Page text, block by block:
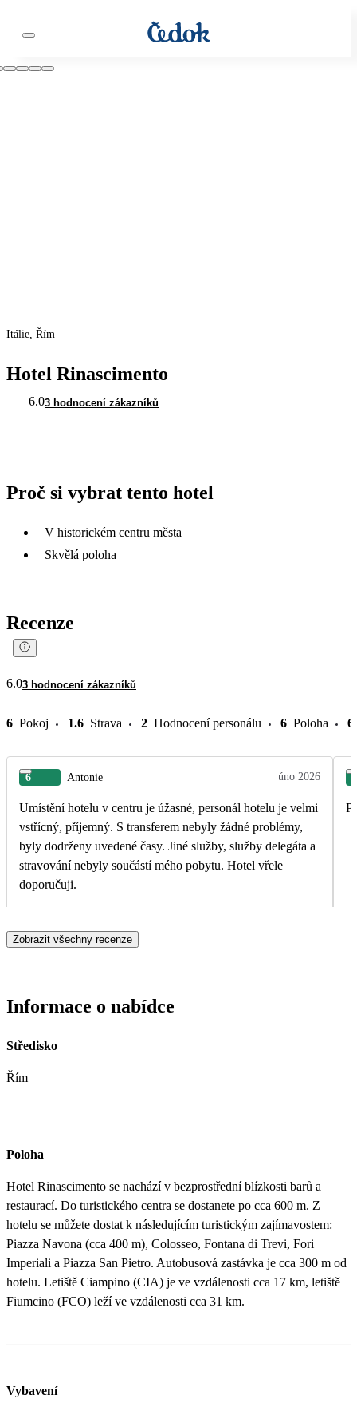
Itálie, Řím
Hotel Rinascimento
6.03 hodnocení zákazníků
Proč si vybrat tento hotel
V historickém centru města
Skvělá poloha
Recenze
6.03 hodnocení zákazníků
6 Pokoj 1.6 Strava 2 Hodnocení personálu 6 Poloha 6
6 Antonie úno 2026
Umístění hotelu v centru je úžasné, personál hotelu je velmi
vstřícný, příjemný. S transferem nebyly žádné problémy,
byly dodrženy uvedené časy. Jiné služby, služby delegáta a
stravování nebyly součástí mého pobytu. Hotel vřele
doporučuji.
Zobrazit všechny recenze
Informace o nabídce
Středisko
Řím
Poloha
Hotel Rinascimento se nachází v bezprostřední blízkosti barů a
restaurací. Do turistického centra se dostanete po cca 600 m. Z
hotelu se můžete dostat k následujícím turistickým zajímavostem:
Piazza Navona (cca 400 m), Colosseo, Fontana di Trevi, Fori
Imperiali a Piazza San Pietro. Autobusová zastávka je cca 300 m od
hotelu. Letiště Ciampino (CIA) je ve vzdálenosti cca 17 km, letiště
Fiumcino (FCO) leží ve vzdálenosti cca 31 km.
Vybavení